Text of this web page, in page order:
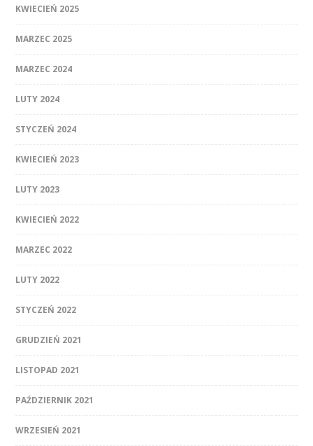
KWIECIEŃ 2025
MARZEC 2025
MARZEC 2024
LUTY 2024
STYCZEŃ 2024
KWIECIEŃ 2023
LUTY 2023
KWIECIEŃ 2022
MARZEC 2022
LUTY 2022
STYCZEŃ 2022
GRUDZIEŃ 2021
LISTOPAD 2021
PAŹDZIERNIK 2021
WRZESIEŃ 2021